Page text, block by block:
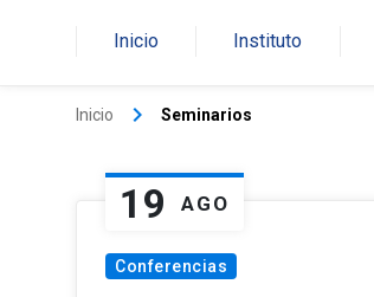
Inicio Instituto
Inicio keyboard_arrow_right Seminarios
19 AGO
Conferencias